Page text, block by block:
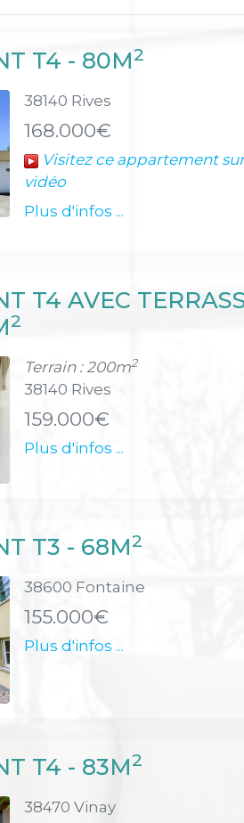
T4 - 80M2
38140 Rives
168.000€
Visitez ce appartement
vidéo
Plus d'infos ...
T4 AVEC
2
Terrain : 200m2
38140 Rives
159.000€
Plus d'infos ...
T3 - 68M2
38600 Fontaine
155.000€
Plus d'infos ...
T4 - 83M2
38470 Vinay